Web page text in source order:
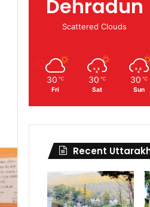
Dehradun
Scattered Clouds
30 ℃
Fri
30 ℃
Sat
30 ℃
Sun
Recent